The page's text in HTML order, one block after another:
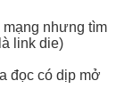
mạng nhưng tìm
link die)
đọc có dịp mở